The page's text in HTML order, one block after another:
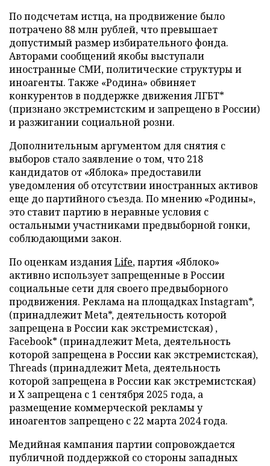
По подсчетам истца, на продвижение было
потрачено 88 млн рублей, что превышает
допустимый размер избирательного фонда.
Авторами сообщений якобы выступали
иностранные СМИ, политические структуры и
иноагенты. Также «Родина» обвиняет
конкурентов в поддержке движения ЛГБТ*
(признано экстремистским и запрещено в России)
и разжигании социальной розни.
Дополнительным аргументом для снятия с
выборов стало заявление о том, что 218
кандидатов от «Яблока» предоставили
уведомления об отсутствии иностранных активов
еще до партийного съезда. По мнению «Родины»,
это ставит партию в неравные условия с
остальными участниками предвыборной гонки,
соблюдающими закон.
По оценкам изданияLife, партия «Яблоко»
активно использует запрещенные в России
социальные сети для своего предвыборного
продвижения. Реклама на площадках Instagram*,
(принадлежит Meta*, деятельность которой
запрещена в России как экстремистская) ,
Facebook* (принадлежит Meta, деятельность
которой запрещена в России как экстремистская),
Threads (принадлежит Meta, деятельность
которой запрещена в России как экстремистская)
и X запрещена с 1 сентября 2025 года, а
размещение коммерческой рекламы у
иноагентов запрещено с 22 марта 2024 года.
Медийная кампания партии сопровождается
публичной поддержкой со стороны западных